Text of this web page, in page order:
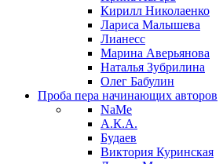
Кирилл Николаенко
Лариса Малышева
Лианесс
Марина Аверьянова
Наталья Зубрилина
Олег Бабулин
Проба пера начинающих авторов
NaMe
А.К.А.
Будаев
Виктория Куринская